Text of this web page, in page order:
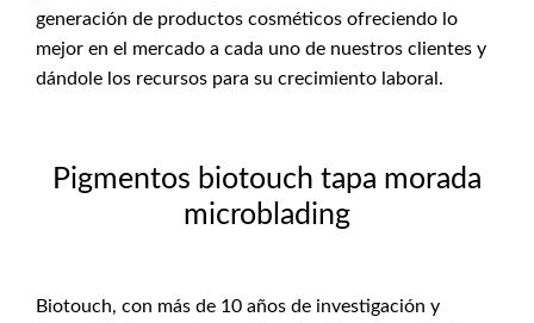
generación de productos cosméticos ofreciendo lo
mejor en el mercado a cada uno de nuestros clientes y
dándole los recursos para su crecimiento laboral.
Pigmentos biotouch tapa morada
microblading
Biotouch, con más de 10 años de investigación y